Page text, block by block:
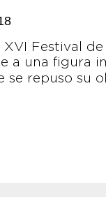
XVI Festival
a una figura
se repuso su